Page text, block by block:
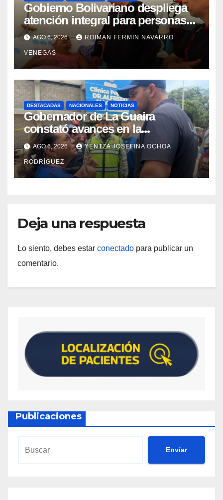
Gobierno Bolivariano despliega
atención integral para personas
con discapacidad en
campamentos de La Guaira
AGO 6, 2026 ROIMAN FERMIN NAVARRO
VENEGAS
DESTACADAS NACIONALES NOTICIAS
Gobernador de La Guaira
constató avances en la
rehabilitación del Hospitalito de
Catia la Mar
AGO 6, 2026 YENTZA JOSEFINA OCHOA
RODRÍGUEZ
Deja una respuesta
Lo siento, debes estar conectado para publicar un
comentario.
Publicaciones
Envíar